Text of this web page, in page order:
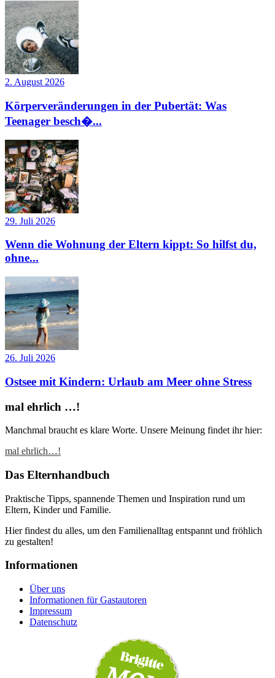
2. August 2026
Körperveränderungen in der Pubertät: Was
Teenager besch�...
29. Juli 2026
Wenn die Wohnung der Eltern kippt: So hilfst du,
ohne...
26. Juli 2026
Ostsee mit Kindern: Urlaub am Meer ohne Stress
mal ehrlich …!
Manchmal braucht es klare Worte. Unsere Meinung findet ihr hier:
mal ehrlich…!
Das Elternhandbuch
Praktische Tipps, spannende Themen und Inspiration rund um
Eltern, Kinder und Familie.
Hier findest du alles, um den Familienalltag entspannt und fröhlich
zu gestalten!
Informationen
Über uns
Informationen für Gastautoren
Impressum
Datenschutz